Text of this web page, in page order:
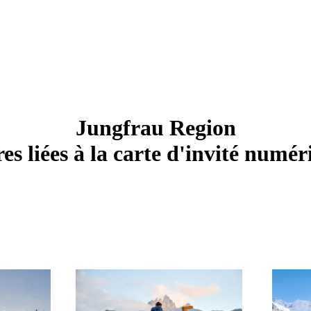
Jungfrau Region
liées à la carte d'invité